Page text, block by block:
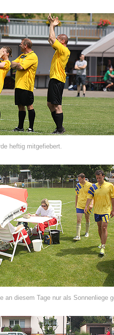
heftig mitgefiebert.
an diesem Tage nur als